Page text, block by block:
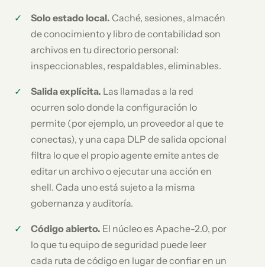
Solo estado local. Caché, sesiones, almacén
de conocimiento y libro de contabilidad son
archivos en tu directorio personal:
inspeccionables, respaldables, eliminables.
Salida explícita. Las llamadas a la red
ocurren solo donde la configuración lo
permite (por ejemplo, un proveedor al que te
conectas), y una capa DLP de salida opcional
filtra lo que el propio agente emite antes de
editar un archivo o ejecutar una acción en
shell. Cada uno está sujeto a la misma
gobernanza y auditoría.
Código abierto. El núcleo es Apache-2.0, por
lo que tu equipo de seguridad puede leer
cada ruta de código en lugar de confiar en un